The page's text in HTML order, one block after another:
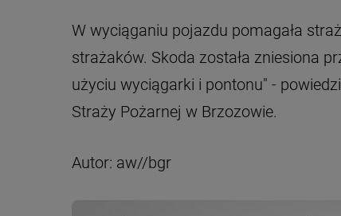
W wyciąganiu pojazdu pomagała
strażaków. Skoda została zniesiona
użyciu wyciągarki i pontonu" -
Straży Pożarnej w Brzozowie.
Autor: aw//bgr